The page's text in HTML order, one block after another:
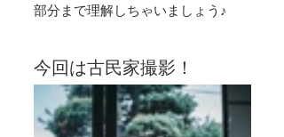
部分まで理解しちゃいましょう♪
今回は古民家撮影！